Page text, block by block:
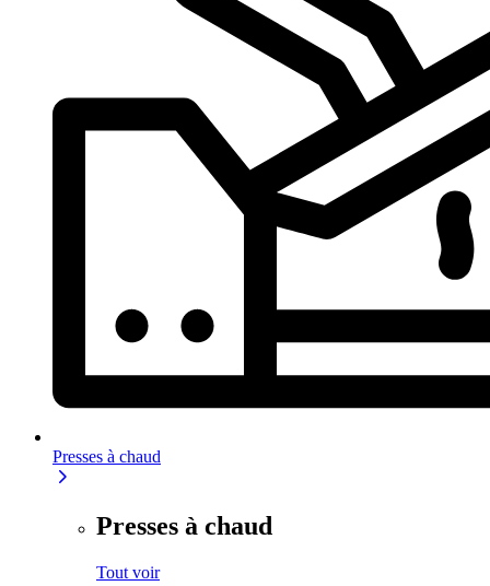
Presses à chaud
Presses à chaud
Tout voir